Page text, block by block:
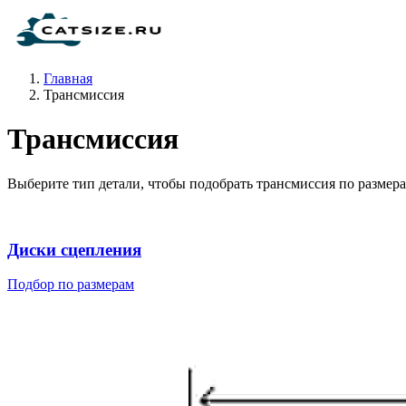
Главная
Трансмиссия
Трансмиссия
Выберите тип детали, чтобы подобрать трансмиссия по
Диски сцепления
Подбор по размерам